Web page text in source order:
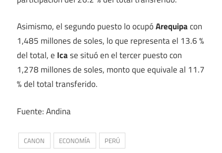
Asimismo, el segundo puesto lo ocupóArequipacon
1,485 millones de soles, lo que representa el 13.6 %
del total, e Icase situó en el tercer puesto con
1,278 millones de soles, monto que equivale al 11.7
% del total transferido.
Fuente: Andina
CANON ECONOMÍA PERÚ